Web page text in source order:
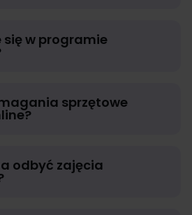
się w programie
sprzętowe
odbyć zajęcia